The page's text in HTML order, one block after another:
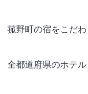
菰野町の宿をこだ
全都道府県のホテ